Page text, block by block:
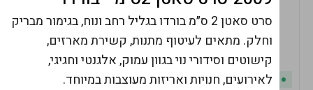
במלאי במלאי
סרט סאטן 2 ס״מ בורדו בגליל רחב ונוח, בגימור מבריק
וחלק. מתאים לעיטוף מתנות, קשירת מארזים,
קישוטים וסידורי נוי בגוון עמוק, אלגנטי וחגיגי,
לאירועים, חנויות ואריזות מעוצבות במיוחד.